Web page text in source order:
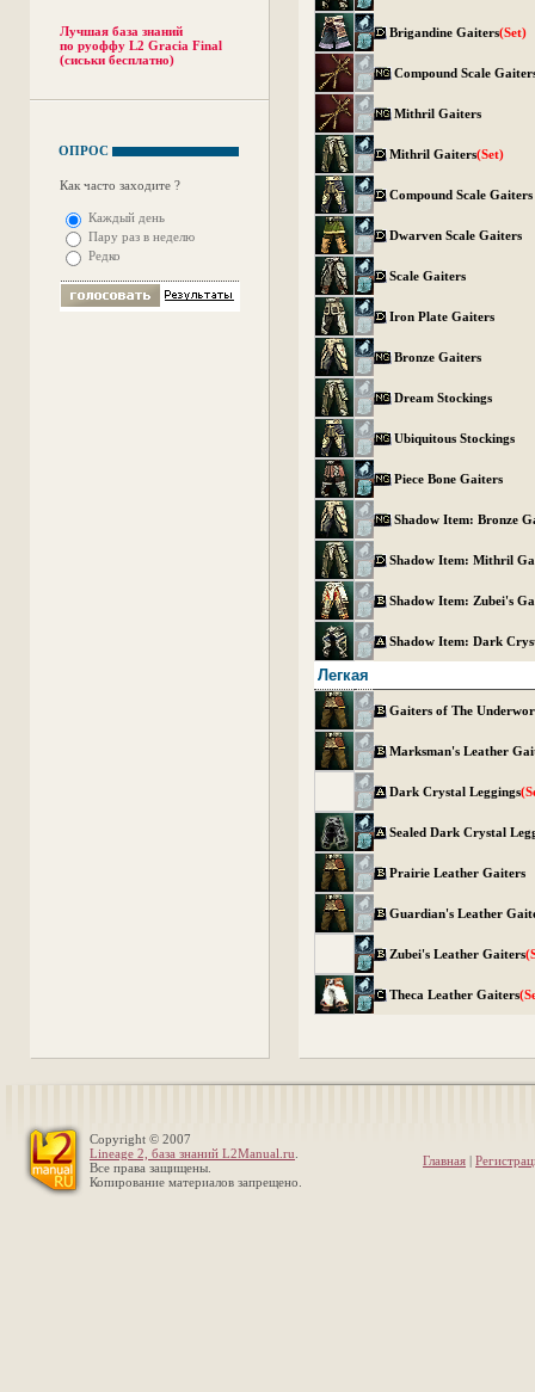
Лучшая база знаний
по руоффу L2 Gracia Final
(сиськи бесплатно)
ОПРОС
Как часто заходите ?
Каждый день
Пару раз в неделю
Редко
Brigandine Gaiters(Set)
Compound Scale
Mithril Gaiters
Mithril Gaiters(Set)
Compound Scale Gaiters
Dwarven Scale Gaiters
Scale Gaiters
Iron Plate Gaiters
Bronze Gaiters
Dream Stockings
Ubiquitous Stockings
Piece Bone Gaiters
Shadow Item: Bronze
Shadow Item: Mithril
Shadow Item: Zubei's
Shadow Item: Dark
Легкая
Gaiters of The
Marksman's Leather
Dark Crystal Leggings
Sealed Dark Crystal
Prairie Leather Gaiters
Guardian's Leather
Zubei's Leather Gaiters
Theca Leather Gaiters
Copyright © 2007
Lineage 2, база знаний L2Manual.ru
Все права защищены.
Копирование материалов запрещено.
Главная |